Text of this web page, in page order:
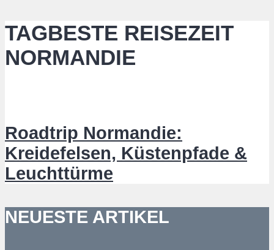
TAGBESTE REISEZEIT
NORMANDIE
Roadtrip Normandie:
Kreidefelsen, Küstenpfade &
Leuchttürme
NEUESTE ARTIKEL